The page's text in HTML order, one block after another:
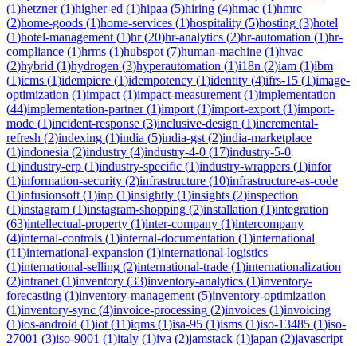
(1)hetzner(1)higher-ed (1)hipaa (5)hiring (4)hmac (1)hmrc
(2)home-goods (1)home-services (1)hospitality (5)hosting (3)hotel
(1)hotel-management (1)hr(20)hr-analytics (2)hr-automation (1)hr-
compliance (1)hrms (1)hubspot (7)human-machine (1)hvac
(2)hybrid (1)hydrogen (3)hyperautomation (1)i18n (2)iam (1)ibm
(1)icms (1)idempiere (1)idempotency (1)identity (4)ifrs-15 (1)image-
optimization (1)impact (1)impact-measurement (1)implementation
(44)implementation-partner(1)import (1)import-export (1)import-
mode (1)incident-response (3)inclusive-design (1)incremental-
refresh (2)indexing (1)india (5)india-gst (2)india-marketplace
(1)indonesia (2)industry (4)industry-4-0 (17)industry-5-0
(1)industry-erp (1)industry-specific (1)industry-wrappers (1)infor
(1)information-security (2)infrastructure (10)infrastructure-as-code
(1)infusionsoft (1)inp (1)insightly (1)insights (2)inspection
(1)instagram (1)instagram-shopping (2)installation (1)integration
(63)intellectual-property (1)inter-company (1)intercompany
(4)internal-controls (1)internal-documentation (1)international
(11)international-expansion (1)international-logistics
(1)international-selling (2)international-trade (1)internationalization
(2)intranet (1)inventory (33)inventory-analytics (1)inventory-
forecasting (1)inventory-management (5)inventory-optimization
(1)inventory-sync (4)invoice-processing (2)invoices (1)invoicing
(1)ios-android (1)iot (11)iqms (1)isa-95 (1)isms (1)iso-13485 (1)iso-
27001 (3)iso-9001 (1)italy (1)iva (2)jamstack (1)japan (2)javascript